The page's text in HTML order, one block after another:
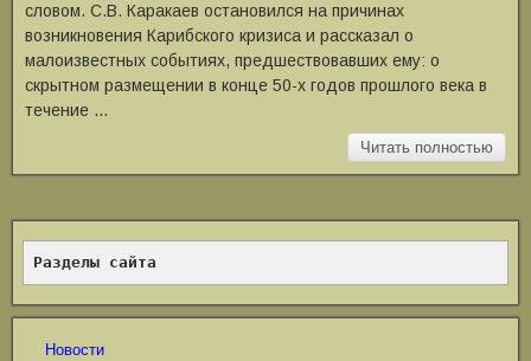
словом. С.В. Каракаев остановился на причинах
возникновения Карибского кризиса и рассказал о
малоизвестных событиях, предшествовавших ему: о
скрытном размещении в конце 50-х годов прошлого века в
течение …
Читать полностью
Разделы сайта
Новости